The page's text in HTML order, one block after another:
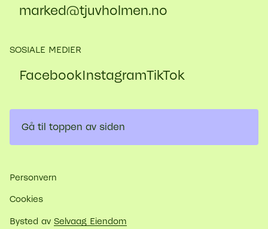
marked@​tjuvholmen.no
SOSIALE MEDIER
FacebookInstagramTikTok
Gå til toppen av siden
Personvern
Cookies
Bysted av Selvaag Eiendom